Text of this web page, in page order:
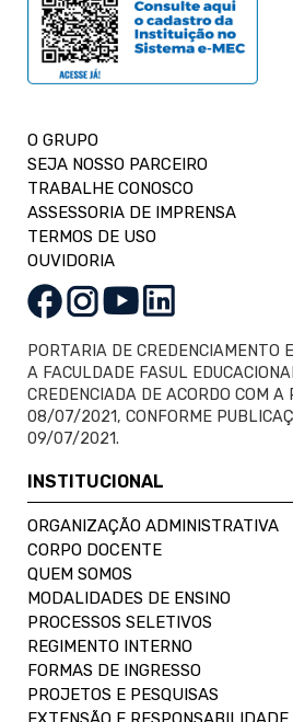
O GRUPO
SEJA NOSSO PARCEIRO
TRABALHE CONOSCO
ASSESSORIA DE IMPRENSA
TERMOS DE USO
OUVIDORIA
PORTARIA DE CREDENCIAMENTO
A FACULDADE FASUL
CREDENCIADA DE ACORDO COM
08/07/2021, CONFORME
09/07/2021.
INSTITUCIONAL
ORGANIZAÇÃO ADMINISTRATIVA
CORPO DOCENTE
QUEM SOMOS
MODALIDADES DE ENSINO
PROCESSOS SELETIVOS
REGIMENTO INTERNO
FORMAS DE INGRESSO
PROJETOS E PESQUISAS